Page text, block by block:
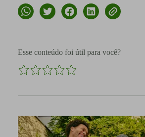
Esse conteúdo foi útil para você?